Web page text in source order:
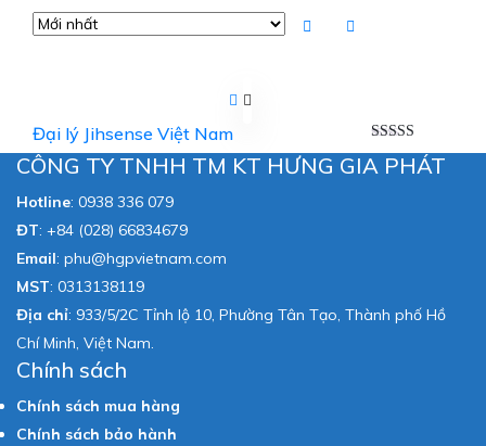
Được xếp
hạng5.005
Đại lý Jihsense Việt Nam
CÔNG TY TNHH TM KT HƯNG GIA PHÁT
Hotline: 0938 336 079
ĐT: +84 (028) 66834679
Email: phu@hgpvietnam.com
MST: 0313138119
Địa chỉ: 933/5/2C Tỉnh lộ 10, Phường Tân Tạo, Thành phố Hồ
Chí Minh, Việt Nam.
Chính sách
Chính sách mua hàng
Chính sách bảo hành